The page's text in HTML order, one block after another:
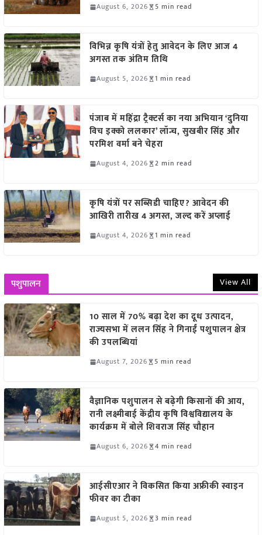
August 6, 2026 5 min read
विभिन्न कृषि यंत्रों हेतु आवेदन के लिए आज 4
अगस्त तक अंतिम तिथि
August 5, 2026 1 min read
पंजाब में महिंद्रा ट्रैक्टर्स का नया अभियान ‘दुनिया
विच इक्को ललकार’ लॉन्च, सुखबीर सिंह और
परमिश वर्मा बने चेहरा
August 4, 2026 2 min read
कृषि यंत्रों पर सब्सिडी चाहिए? आवेदन की
आखिरी तारीख 4 अगस्त, जल्द करें अप्लाई
August 4, 2026 1 min read
पशुपालन View All
10 साल में 70% बढ़ा देश का दूध उत्पादन,
राज्यसभा में ललन सिंह ने गिनाईं पशुपालन क्षेत्र
की उपलब्धियां
August 7, 2026 5 min read
वैज्ञानिक पशुपालन से बढ़ेगी किसानों की आय,
रानी लक्ष्मीबाई केंद्रीय कृषि विश्वविद्यालय के
कार्यक्रम में बोले शिवराज सिंह चौहान
August 6, 2026 4 min read
आईसीएआर ने विकसित किया अफ्रीकी स्वाइन
फीवर का टीका
August 5, 2026 3 min read